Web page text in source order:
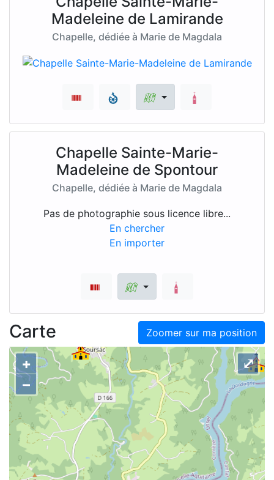
Madeleine de Lamirande
Chapelle, dédiée à Marie de Magdala
Chapelle Sainte-Marie-
Madeleine de Spontour
Chapelle, dédiée à Marie de Magdala
Pas de photographie sous licence libre...
En chercher
En importer
Zoomer sur ma position
Carte
+
–
⤢